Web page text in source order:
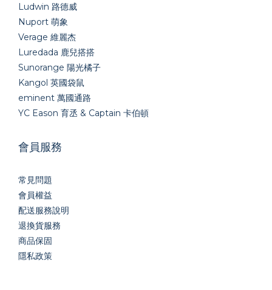
Ludwin 路德威
Nuport 萌象
Verage 維麗杰
Luredada 鹿兒搭搭
Sunorange 陽光橘子
Kangol 英國袋鼠
eminent 萬國通路
YC Eason 育丞 & Captain 卡伯頓
會員服務
常見問題
會員權益
配送服務說明
退換貨服務
商品保固
隱私政策